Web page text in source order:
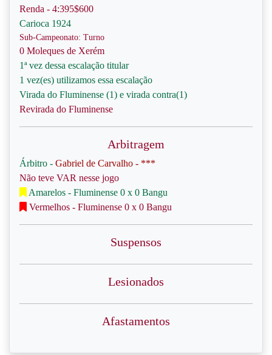
Renda - 4:395$600
Carioca 1924
Sub-Campeonato: Turno
0 Moleques de Xerém
1ª vez dessa escalação titular
1 vez(es) utilizamos essa escalação
Virada do Fluminense (1) e virada contra(1)
Revirada do Fluminense
Arbitragem
Árbitro - Gabriel de Carvalho - ***
Não teve VAR nesse jogo
Amarelos - Fluminense 0 x 0 Bangu
Vermelhos - Fluminense 0 x 0 Bangu
Suspensos
Lesionados
Afastamentos